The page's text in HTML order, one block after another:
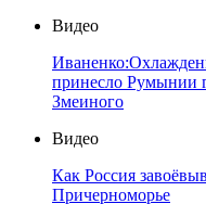
Видео
принесло Румынии
Змеиного
Видео
Как Россия
Причерноморье